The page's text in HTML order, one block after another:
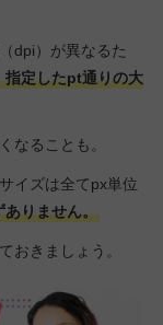
dpi）が異なるた
指定したpt通りの大
なることも。
イズは全てpx単位
りません。
おきましょう。